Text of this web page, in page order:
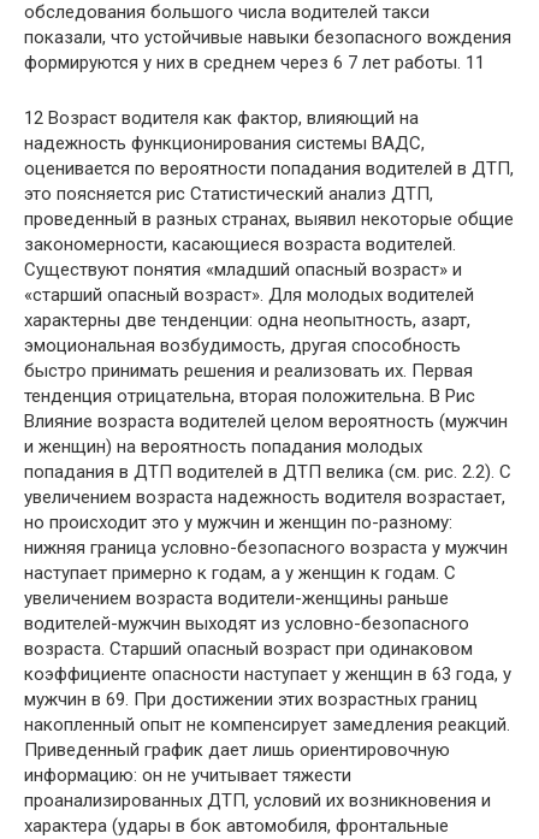
обследования большого числа водителей такси
показали, что устойчивые навыки безопасного вождения
формируются у них в среднем через 6 7 лет работы. 11
12 Возраст водителя как фактор, влияющий на
надежность функционирования системы ВАДС,
оценивается по вероятности попадания водителей в ДТП,
это поясняется рис Статистический анализ ДТП,
проведенный в разных странах, выявил некоторые общие
закономерности, касающиеся возраста водителей.
Существуют понятия «младший опасный возраст» и
«старший опасный возраст». Для молодых водителей
характерны две тенденции: одна неопытность, азарт,
эмоциональная возбудимость, другая способность
быстро принимать решения и реализовать их. Первая
тенденция отрицательна, вторая положительна. В Рис
Влияние возраста водителей целом вероятность (мужчин
и женщин) на вероятность попадания молодых
попадания в ДТП водителей в ДТП велика (см. рис. 2.2). С
увеличением возраста надежность водителя возрастает,
но происходит это у мужчин и женщин по-разному:
нижняя граница условно-безопасного возраста у мужчин
наступает примерно к годам, а у женщин к годам. С
увеличением возраста водители-женщины раньше
водителей-мужчин выходят из условно-безопасного
возраста. Старший опасный возраст при одинаковом
коэффициенте опасности наступает у женщин в 63 года, у
мужчин в 69. При достижении этих возрастных границ
накопленный опыт не компенсирует замедления реакций.
Приведенный график дает лишь ориентировочную
информацию: он не учитывает тяжести
проанализированных ДТП, условий их возникновения и
характера (удары в бок автомобиля, фронтальные